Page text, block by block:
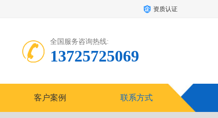
资质认证
全国服务咨询热线:
13725725069
客户案例 联系方式